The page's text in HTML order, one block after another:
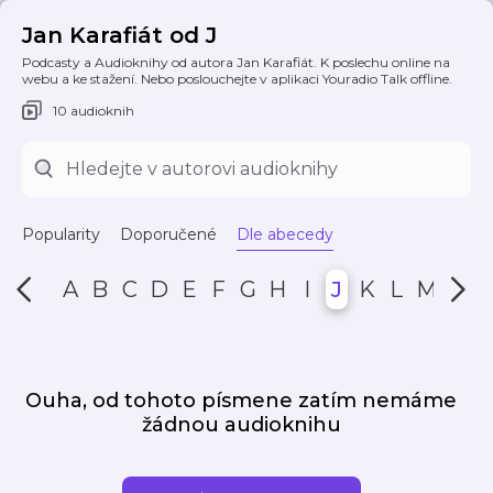
Jan Karafiát od J
Podcasty a Audioknihy od autora Jan Karafiát. K poslechu online na
webu a ke stažení. Nebo poslouchejte v aplikaci Youradio Talk offline.
10 audioknih
Popularity Doporučené Dle abecedy
A B C D E F G H I J K L M N
Ouha, od tohoto písmene zatím nemáme
žádnou audioknihu